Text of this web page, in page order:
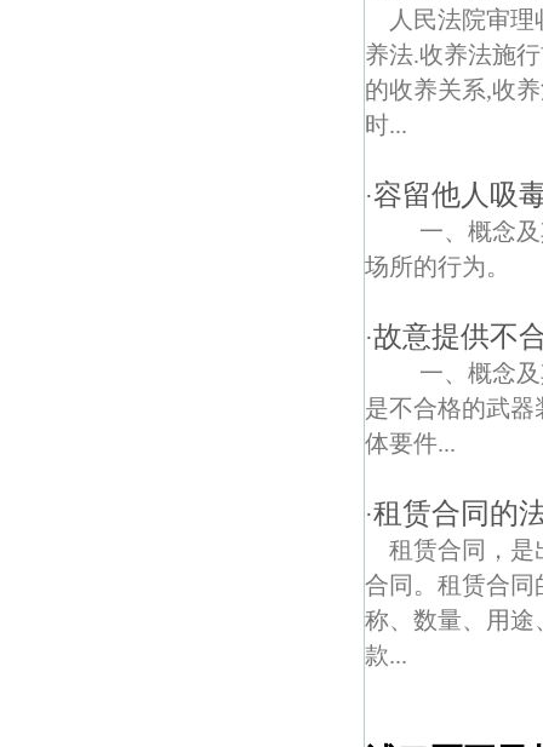
人民法院审
养法.收养法施
的收养关系,收
时...
·容留他人吸
一、概念及
场所的行为。
·故意提供不
一、概念及
是不合格的武
体要件...
·租赁合同的
租赁合同，是
合同。租赁合同
称、数量、用途
款...